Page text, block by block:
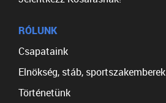
RÓLUNK
Csapataink
Elnökség, stáb, sportszakemberek
Történetünk